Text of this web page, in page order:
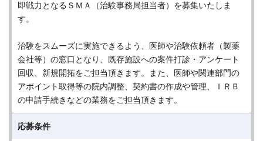
即戦力となるＳＭＡ（治験事務局担当者）を募集いたしま
す。
治験をスムーズに実施できるよう、医師や治験依頼者（製薬
会社等）の窓口となり、既存施設への案件打診・アンケート
回収、新規開拓をご担当頂きます。また、医師や関連部門の
アポイント取得等の院内調整、契約書の作成や管理、ＩＲＢ
の申請手続きなどの業務をご担当頂きます。
応募条件